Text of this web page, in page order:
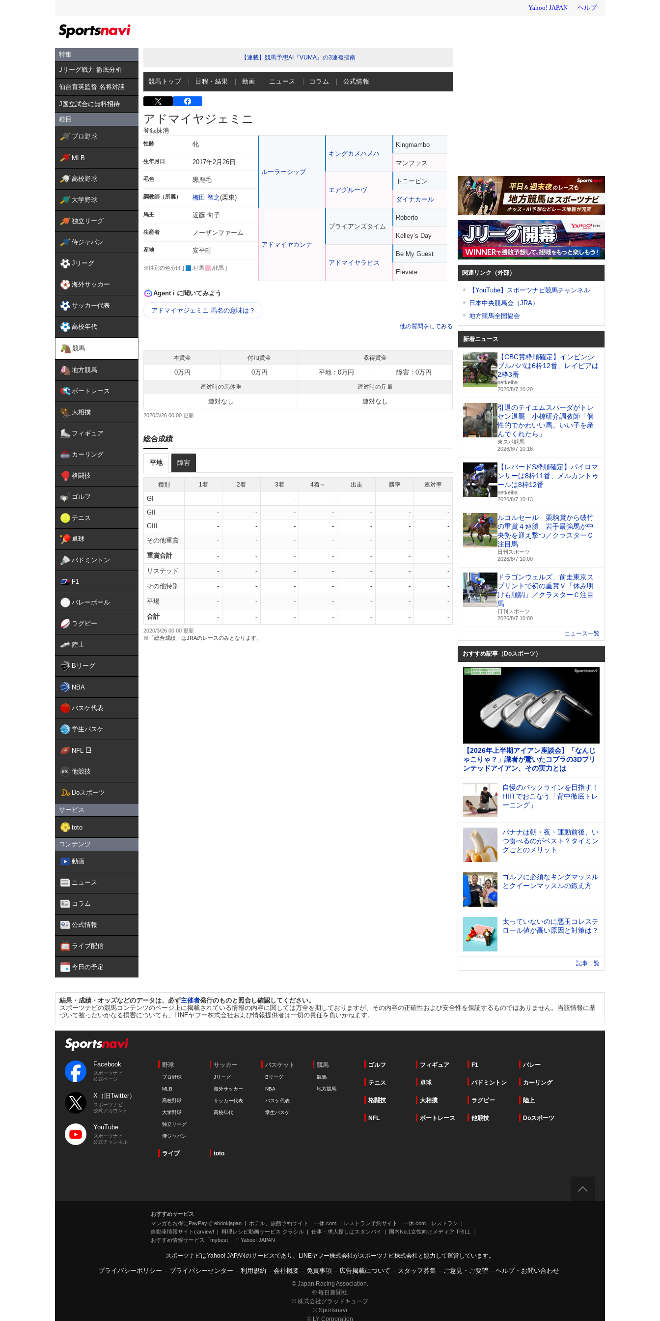
特集
Jリーグ戦力 徹底分析
仙台育英監督 名将対談
J国立試合に無料招待
種目
プロ野球
MLB
高校野球
大学野球
独立リーグ
侍ジャパン
Jリーグ
海外サッカー
サッカー代表
高校年代
競馬
地方競馬
ボートレース
大相撲
フィギュア
カーリング
格闘技
ゴルフ
テニス
卓球
バドミントン
F1
バレーボール
ラグビー
陸上
Bリーグ
NBA
バスケ代表
学生バスケ
NFL
他競技
Doスポーツ
サービス
toto
コンテンツ
動画
ニュース
コラム
公式情報
ライブ配信
今日の予定
【連載】競馬予想AI『VUMA』の3連複指南
競馬トップ 日程・結果 動画 ニュース コラム 公式情報
アドマイヤジェミニ
登録抹消
性齢 牝
生年月日 2017年2月26日
毛色 黒鹿毛
調教師（所属） 梅田 智之(栗東)
馬主 近藤 旬子
生産者 ノーザンファーム
産地 安平町
※性別の色分け [ :牡馬 :牝馬 ]
ルーラーシップ
アドマイヤカンナ
キングカメハメハ
エアグルーヴ
ブライアンズタイム
アドマイヤラピス
Kingmambo
マンファス
トニービン
ダイナカール
Roberto
Kelley’s Day
Be My Guest
Elevate
Agent i に聞いてみよう
アドマイヤジェミニ 馬名の意味は？
他の質問をしてみる
本賞金 付加賞金 収得賞金
0万円 0万円 平地：0万円 障害：0万円
連対時の馬体重 連対時の斤量
連対なし 連対なし
2020/3/26 00:00
総合成績
平地 障害
種別 1着 2着 3着 4着～ 出走 勝率 連対率
GI - - - - - -
-
GII
- - - - - -
-
GIII
- - - - - -
-
その他重賞
- - - - - - -
重賞合計 - - - - - - -
リステッド - - - - - - -
その他特別 - - - - - - -
平場 - - - - - - -
合計 - - - - - - -
2020/3/26 00:00 更新
※「総合成績」はJRAのレースのみとなります。
関連リンク（外部）
【YouTube】スポーツナビ競馬チャンネル
日本中央競馬会（JRA）
地方競馬全国協会
新着ニュース
【CBC賞枠順確定】インビンシ
ブルパパは6枠12番、レイピアは
2枠3番
netkeiba
2026/8/7 10:20
引退のテイエムスパーダがトレ
セン退厩 小椋研介調教師「個
性的でかわいい馬。いい子を産
んでくれたら」
東スポ競馬
2026/8/7 10:16
【レパードS枠順確定】パイロマ
ンサーは8枠11番、メルカントゥ
ールは8枠12番
netkeiba
2026/8/7 10:13
ルコルセール 栗駒賞から破竹
の重賞４連勝 岩手最強馬が中
央勢を迎え撃つ／クラスターＣ
注目馬
日刊スポーツ
2026/8/7 10:00
ドラゴンウェルズ、前走東京ス
プリントで初の重賞Ｖ「休み明
けも順調」／クラスターＣ注目
馬
日刊スポーツ
2026/8/7 10:00
ニュース一覧
おすすめ記事（Doスポーツ）
【2026年上半期アイアン座談会】「なんじ
ゃこりゃ？」識者が驚いたコブラの3Dプリ
ンテッドアイアン、その実力とは
自慢のバックラインを目指す！
HIITでおこなう「背中徹底トレ
ーニング」
バナナは朝・夜・運動前後、い
つ食べるのがベスト？タイミン
グごとのメリット
ゴルフに必須なキングマッスル
とクイーンマッスルの鍛え方
太っていないのに悪玉コレステ
ロール値が高い原因と対策は？
記事一覧
結果・成績・オッズなどのデータは、必ず主催者発行のものと照合し確認してください。
スポーツナビの競馬コンテンツのページ上に掲載されている情報の内容に関しては万全を期しておりますが、その内容の正確性および安全性を保証するものではありません。当該情報に基
づいて被ったいかなる損害についても、LINEヤフー株式会社および情報提供者は一切の責任を負いかねます。
Facebook
スポーツナビ
公式ページ
X（旧Twitter）
スポーツナビ
公式アカウント
YouTube
スポーツナビ
公式チャンネル
野球
プロ野球
MLB
高校野球
大学野球
独立リーグ
侍ジャパン
サッカー
Jリーグ
海外サッカー
サッカー代表
高校年代
バスケット
Bリーグ
NBA
バスケ代表
学生バスケ
競馬
競馬
地方競馬
ゴルフ フィギュア F1 バレー
テニス 卓球 バドミントン カーリング
格闘技 大相撲 ラグビー 陸上
NFL ボートレース 他競技 Doスポーツ
ライブ toto
おすすめサービス
マンガもお得にPayPayで ebookjapan
ホテル、旅館予約サイト 一休.com
レストラン予約サイト 一休.com レストラン
自動車情報サイトcarview!
料理レシピ動画サービス クラシル 仕事・求人探しはスタンバイ
国内No.1女性向けメディア TRILL
おすすめ情報サービス「mybest」
Yahoo! JAPAN
スポーツナビはYahoo! JAPANのサービスであり、LINEヤフー株式会社がスポーツナビ株式会社と協力して運営しています。
プライバシーポリシー - プライバシーセンター - 利用規約 - 会社概要 - 免責事項 - 広告掲載について - スタッフ募集 - ご意見・ご要望 - ヘルプ・お問い合わせ
© Japan Racing Association.
© 毎日新聞社
© 株式会社グラッドキューブ
© Sportsnavi
© LY Corporation